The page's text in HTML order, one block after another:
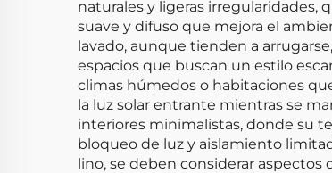
naturales y ligeras irregularidades,
suave y difuso que mejora el
lavado, aunque tienden a
espacios que buscan un estilo
climas húmedos o habitaciones
la luz solar entrante mientras se
interiores minimalistas, donde su
bloqueo de luz y aislamiento
lino, se deben considerar aspectos